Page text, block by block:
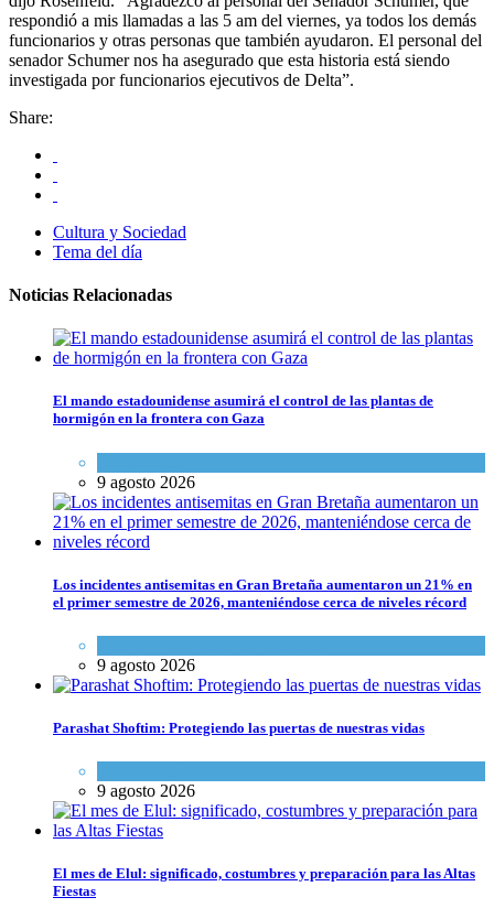
respondió a mis llamadas a las 5 am del viernes, ya todos los demás
funcionarios y otras personas que también ayudaron. El personal del
senador Schumer nos ha asegurado que esta historia está siendo
investigada por funcionarios ejecutivos de Delta”.
Share:
Cultura y Sociedad
Tema del día
Noticias Relacionadas
El mando estadounidense asumirá el control de las plantas de
hormigón en la frontera con Gaza
9 agosto 2026
Los incidentes antisemitas en Gran Bretaña aumentaron un 21% en
el primer semestre de 2026, manteniéndose cerca de niveles récord
9 agosto 2026
Parashat Shoftim: Protegiendo las puertas de nuestras vidas
9 agosto 2026
El mes de Elul: significado, costumbres y preparación para las Altas
Fiestas